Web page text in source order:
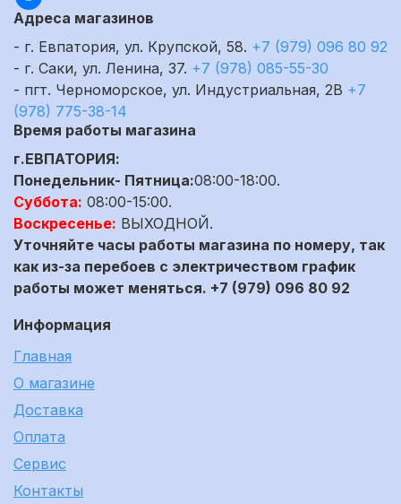
Адреса магазинов
- г. Евпатория, ул. Крупской, 58. +7 (979) 096 80 92
- г. Саки, ул. Ленина, 37. +7 (978) 085-55-30
- пгт. Черноморское, ул. Индустриальная, 2В +7
(978) 775-38-14
Время работы магазина
г.ЕВПАТОРИЯ:
Понедельник- Пятница:08:00-18:00.
Суббота: 08:00-15:00.
Воскресенье: ВЫХОДНОЙ.
Уточняйте часы работы магазина по номеру, так
как из-за перебоев с электричеством график
работы может меняться. +7 (979) 096 80 92
Информация
Главная
О магазине
Доставка
Оплата
Сервис
Контакты